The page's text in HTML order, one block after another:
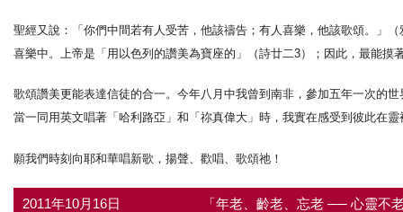
聖經又說：「你們中間若有人受苦，他該禱告；有人喜樂，他該歌頌。」
喜樂中。上帝是「用以色列的讚美為寶座的」（詩廿二3）；因此，最能摸
歌頌讚美更能表達信徒的合一。今年八月中我曾到南非，參加五年一次的
當一同用英文唱著「哈利路亞」和「祢真偉大」時，我實在感受到彼此在
願我們時刻向耶和華唱新歌，揚聲、歡唱、歌頌祂！
2011年10月16日 「年老、齡老、忘老 ── 心靈不